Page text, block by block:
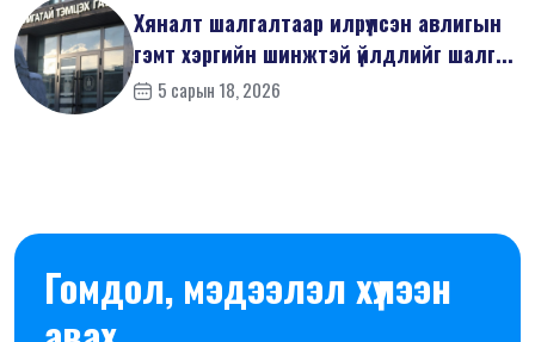
Хяналт шалгалтаар илрүүлсэн авлигын
гэмт хэргийн шинжтэй үйлдлийг шалг...
5 сарын 18, 2026
Гомдол, мэдээлэл хүлээн